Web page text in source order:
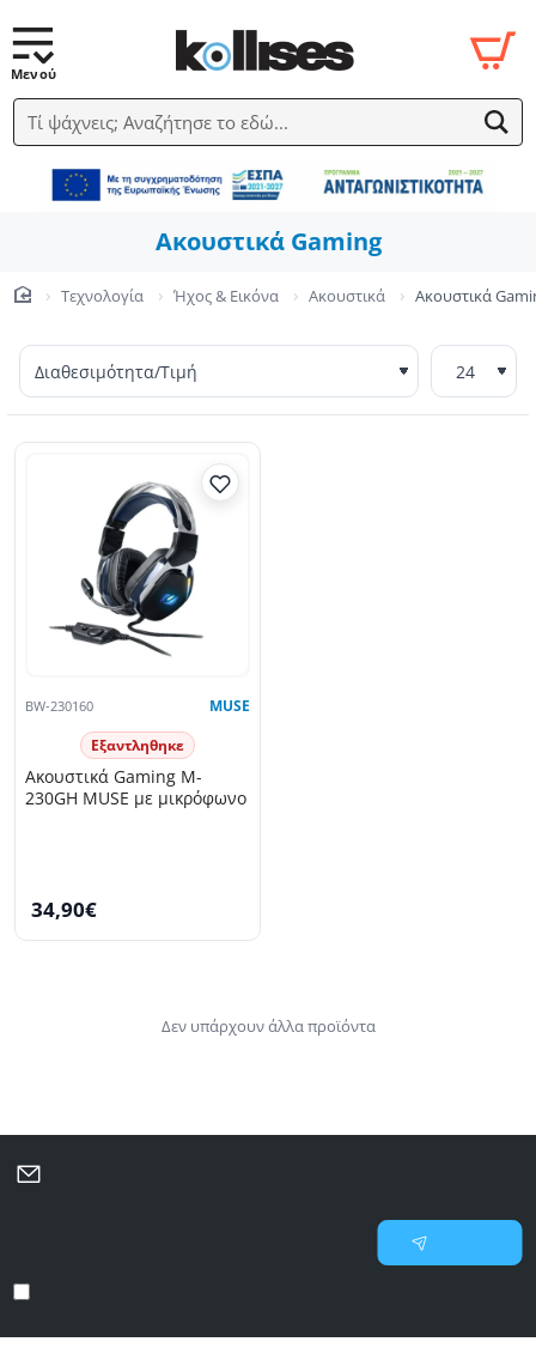
Τί ψάχνεις; Αναζήτησε το εδώ...
Ακουστικά Gaming
Τεχνολογία Ήχος & Εικόνα Ακουστικά Ακουστικά
BW-230160 MUSE
Εξαντληθηκε
Ακουστικά Gaming M-
230GH MUSE με μικρόφωνο
34,90€
Δεν υπάρχουν άλλα προϊόντα
email
σας